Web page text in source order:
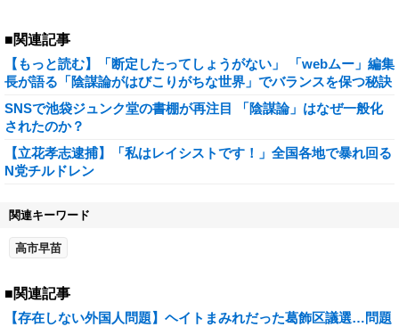
■関連記事
【もっと読む】「断定したってしょうがない」 「webムー」編集
長が語る「陰謀論がはびこりがちな世界」でバランスを保つ秘訣
SNSで池袋ジュンク堂の書棚が再注目 「陰謀論」はなぜ一般化
されたのか？
【立花孝志逮捕】「私はレイシストです！」全国各地で暴れ回る
N党チルドレン
関連キーワード
高市早苗
■関連記事
【存在しない外国人問題】ヘイトまみれだった葛飾区議選…問題